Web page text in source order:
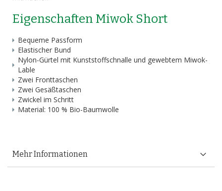
Eigenschaften Miwok Short
Bequeme Passform
Elastischer Bund
Nylon-Gürtel mit Kunststoffschnalle und gewebtem Miwok-
Lable
Zwei Fronttaschen
Zwei Gesäßtaschen
Zwickel im Schritt
Material: 100 % Bio-Baumwolle
Mehr Informationen